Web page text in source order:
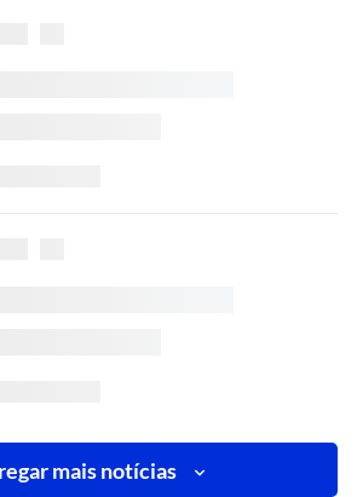
mais notícias